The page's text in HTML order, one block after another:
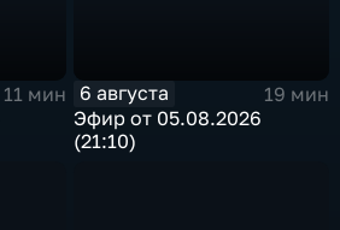
11 мин
6 августа
19 мин
Эфир от 05.08.2026
(21:10)